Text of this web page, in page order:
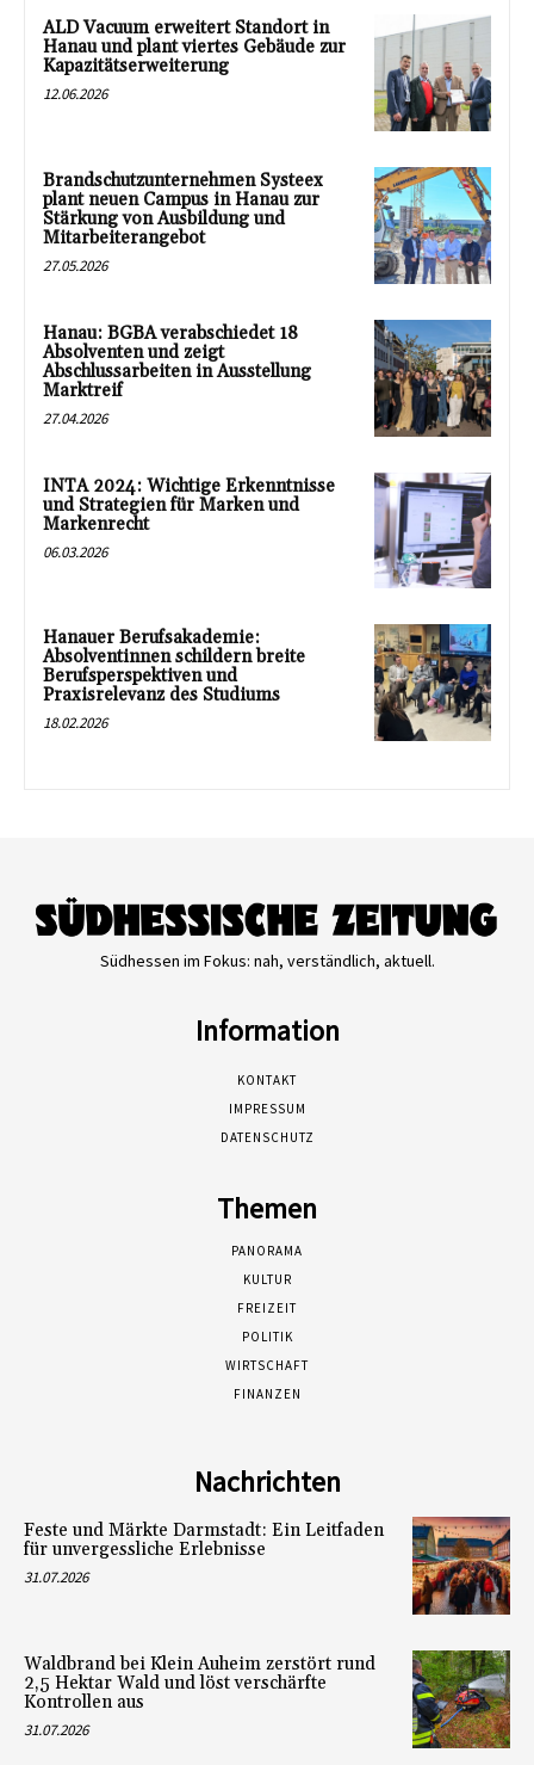
ALD Vacuum erweitert Standort in
Hanau und plant viertes Gebäude zur
Kapazitätserweiterung
12.06.2026
Brandschutzunternehmen Systeex
plant neuen Campus in Hanau zur
Stärkung von Ausbildung und
Mitarbeiterangebot
27.05.2026
Hanau: BGBA verabschiedet 18
Absolventen und zeigt
Abschlussarbeiten in Ausstellung
Marktreif
27.04.2026
INTA 2024: Wichtige Erkenntnisse
und Strategien für Marken und
Markenrecht
06.03.2026
Hanauer Berufsakademie:
Absolventinnen schildern breite
Berufsperspektiven und
Praxisrelevanz des Studiums
18.02.2026
Südhessen im Fokus: nah, verständlich, aktuell.
Information
KONTAKT
IMPRESSUM
DATENSCHUTZ
Themen
PANORAMA
KULTUR
FREIZEIT
POLITIK
WIRTSCHAFT
FINANZEN
Nachrichten
Feste und Märkte Darmstadt: Ein Leitfaden
für unvergessliche Erlebnisse
31.07.2026
Waldbrand bei Klein Auheim zerstört rund
2,5 Hektar Wald und löst verschärfte
Kontrollen aus
31.07.2026